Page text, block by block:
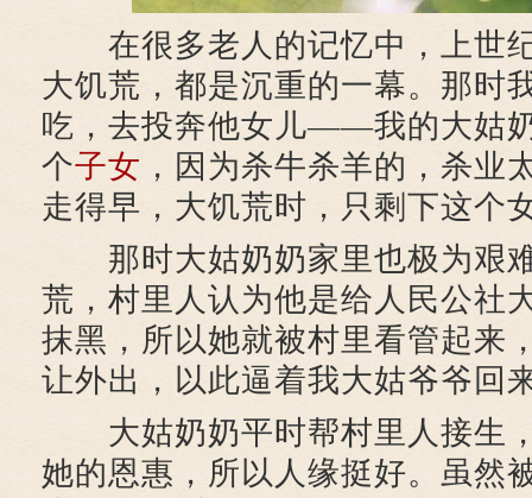
在很多老人的记忆中，上世
大饥荒，都是沉重的一幕。那时
吃，去投奔他女儿——我的大姑
个子女 ，因为杀牛杀羊的，杀业
走得早，大饥荒时，只剩下这个
那时大姑奶奶家里也极为艰
荒，村里人认为他是给人民公社
抹黑，所以她就被村里看管起来
让外出，以此逼着我大姑爷爷回
大姑奶奶平时帮村里人接生
她的恩惠，所以人缘挺好。虽然